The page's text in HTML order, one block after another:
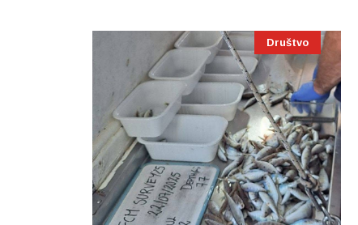
Društvo